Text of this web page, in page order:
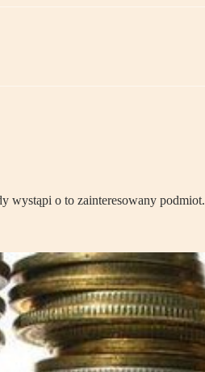
wystąpi o to zainteresowany podmiot.